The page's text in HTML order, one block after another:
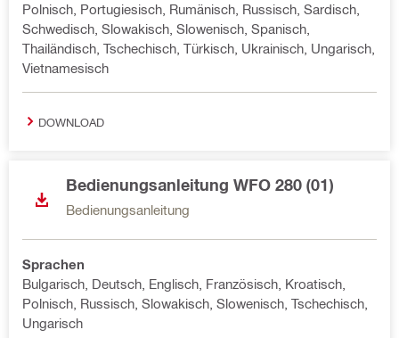
Polnisch, Portugiesisch, Rumänisch, Russisch, Sardisch,
Schwedisch, Slowakisch, Slowenisch, Spanisch,
Thailändisch, Tschechisch, Türkisch, Ukrainisch, Ungarisch,
Vietnamesisch
DOWNLOAD
Bedienungsanleitung WFO 280 (01)
Bedienungsanleitung
Sprachen
Bulgarisch, Deutsch, Englisch, Französisch, Kroatisch,
Polnisch, Russisch, Slowakisch, Slowenisch, Tschechisch,
Ungarisch